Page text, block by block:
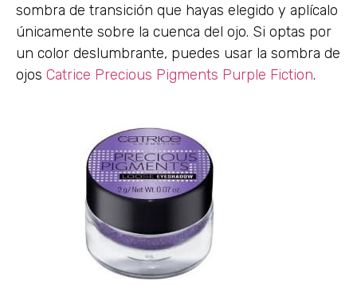
sombra de transición que hayas elegido y aplícalo
únicamente sobre la cuenca del ojo. Si optas por
un color deslumbrante, puedes usar la sombra de
ojos Catrice Precious Pigments Purple Fiction.